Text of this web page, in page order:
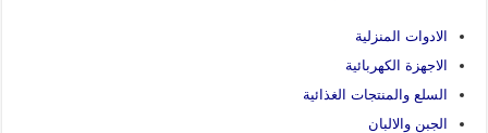
الادوات المنزلية
الاجهزة الكهربائية
السلع والمنتجات الغذائية
الجبن والالبان